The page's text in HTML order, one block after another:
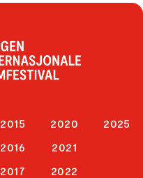
2015
2016
2017
2020
2021
2022
2025